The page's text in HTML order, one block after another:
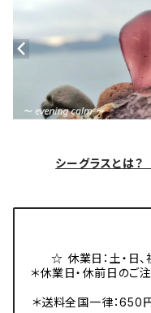
シーグラスとは
☆ 休業日：土・日、
＊休業日・休前日のご
＊送料全国一律：650